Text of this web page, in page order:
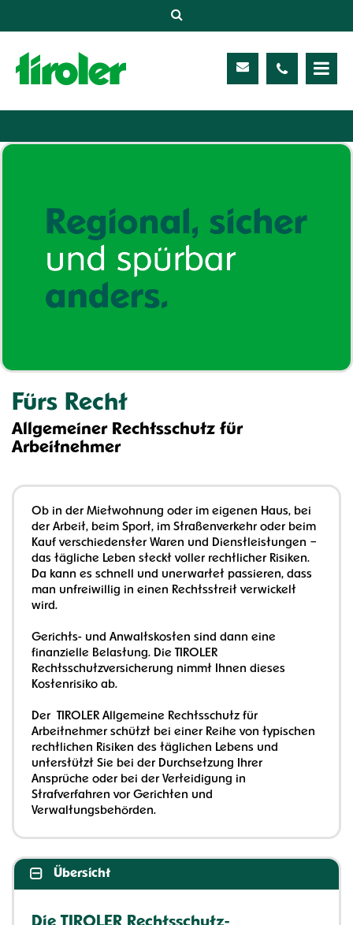
Service
Meine TIROLER
Karriere
Fürs Recht
Allgemeiner Rechtsschutz für
Arbeitnehmer
Ob in der Mietwohnung oder im eigenen Haus, bei
der Arbeit, beim Sport, im Straßenverkehr oder beim
Kauf verschiedenster Waren und Dienstleistungen –
das tägliche Leben steckt voller rechtlicher Risiken.
Da kann es schnell und unerwartet passieren, dass
man unfreiwillig in einen Rechtsstreit verwickelt
wird.
Gerichts- und Anwaltskosten sind dann eine
finanzielle Belastung. Die TIROLER
Rechtsschutzversicherung nimmt Ihnen dieses
Kostenrisiko ab.
Der TIROLER Allgemeine Rechtsschutz für
Arbeitnehmer schützt bei einer Reihe von typischen
rechtlichen Risiken des täglichen Lebens und
unterstützt Sie bei der Durchsetzung Ihrer
Ansprüche oder bei der Verteidigung in
Strafverfahren vor Gerichten und
Verwaltungsbehörden.
Übersicht